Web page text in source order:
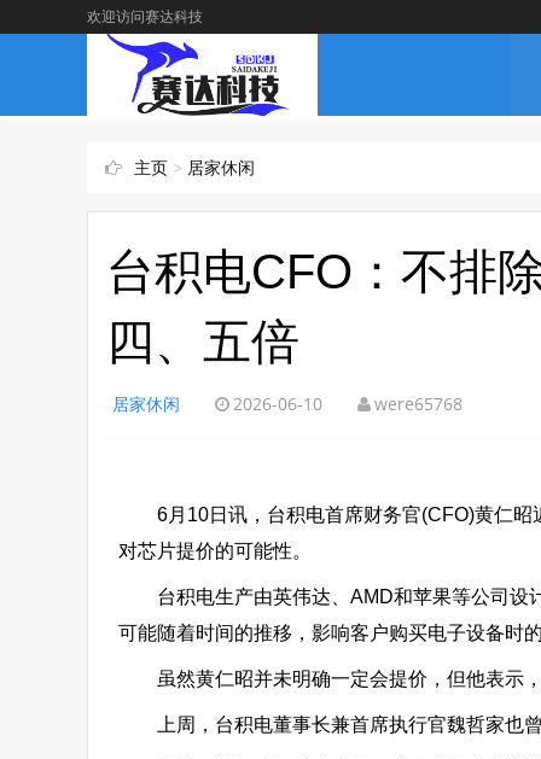
欢迎访问赛达科技
主页 > 居家休闲
台积电CFO：不排
四、五倍
居家休闲 2026-06-10 were65768
6月10日讯，台积电首席财务官(CFO)黄仁
对芯片提价的可能性。
台积电生产由英伟达、AMD和苹果等公司
可能随着时间的推移，影响客户购买电子设备时
虽然黄仁昭并未明确一定会提价，但他表示
上周，台积电董事长兼首席执行官魏哲家也